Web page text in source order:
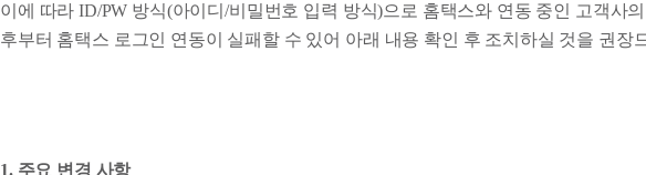
이에 따라 ID/PW 방식(아이디/비밀번호 입력 방식)으로 홈택스와 연동 중인 고객사의
후부터 홈택스 로그인 연동이 실패할 수 있어 아래 내용 확인 후 조치하실 것을 권장
1. 주요 변경 사항